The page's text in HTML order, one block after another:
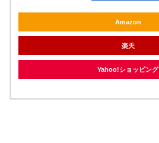
Amazon
楽天
Yahoo!ショッピング